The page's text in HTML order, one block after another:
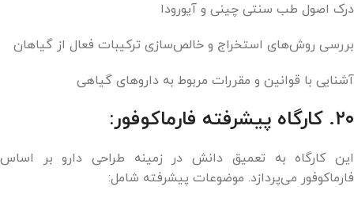
درک اصول طب سنتی چینی و آیورودا
بررسی روش‌های استخراج و خالص‌سازی ترکیبات فعال از گیاهان
آشنایی با قوانین و مقررات مربوط به داروهای گیاهی
۲۰. کارگاه پیشرفته فارماکوفور:
این کارگاه به تعمیق دانش در زمینه طراحی دارو بر اساس
فارماکوفور می‌پردازد. موضوعات پیشرفته شامل: